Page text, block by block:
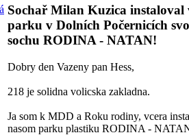
Sochař Milan Kuzica instaloval
parku v Dolních Počernicích
sochu RODINA - NATAN!
Dobry den Vazeny pan Hess,
218 je solidna volicska zakladna.
Ja som k MDD a Roku rodiny, vcera
nasom parku plastiku RODINA -